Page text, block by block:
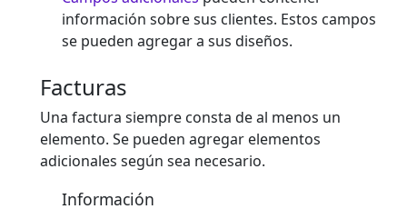
información sobre sus clientes. Estos campos
se pueden agregar a sus diseños.
Facturas
Una factura siempre consta de al menos un
elemento. Se pueden agregar elementos
adicionales según sea necesario.
Información